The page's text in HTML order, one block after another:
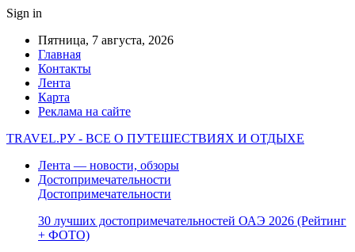
Sign in
Пятница, 7 августа, 2026
Главная
Контакты
Лента
Карта
Реклама на сайте
TRAVEL.РУ - ВСЕ О ПУТЕШЕСТВИЯХ И ОТДЫХЕ
Лента — новости, обзоры
Достопримечательности
Достопримечательности
30 лучших достопримечательностей ОАЭ 2026 (Рейтинг
+ ФОТО)